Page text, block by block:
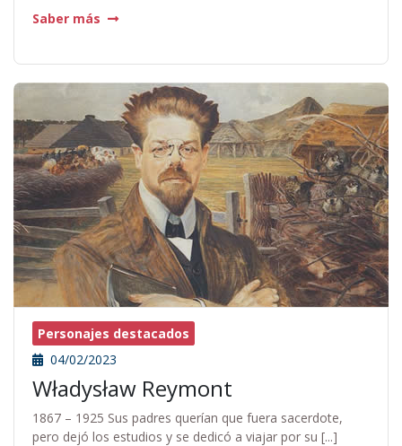
Saber más
Personajes destacados
04/02/2023
Władysław Reymont
1867 – 1925 Sus padres querían que fuera sacerdote,
pero dejó los estudios y se dedicó a viajar por su [...]